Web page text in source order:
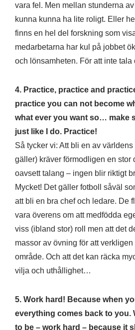
vara fel. Men mellan stunderna
kunna kunna ha lite roligt. Eller
finns en hel del forskning som
medarbetarna har kul på jobbet
och lönsamheten. För att inte
4. Practice, practice and
practice you can not become
what ever you want so… make
just like I do. Practice!
Så tycker vi: Att bli en av
gäller) kräver förmodligen en stor
oavsett talang – ingen blir riktigt
Mycket! Det gäller fotboll såväl
att bli en bra chef och ledare. De
vara överens om att medfödda
viss (ibland stor) roll men att det
massor av övning för att
område. Och att det kan räcka
vilja och uthållighet…
5. Work hard! Because when
everything comes back to you.
to be – work hard – because it